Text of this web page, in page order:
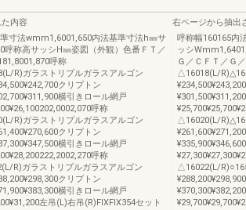
内容
寸法wmm1,6001,650内法基準寸法h㎜サ
呼称高サッシH㎜姿図（外観）色番ＦＴ／
呼称
R)ガラストリプルガラスアルゴン
クリプトン
横引きロール網戸
呼称
R)ガラストリプルガラスアルゴン
クリプトン
横引きロール網戸
呼称
R)ガラストリプルガラスアルゴン
クリプトン
横引きロール網戸
左吊(L)右吊(R)FIXFIX354セット
右ページから抽出
呼称幅160165内
ッシ
Ｇ／ＣＦＴ／Ｇ
△16018(L/
△16020(L/
△16022(L/